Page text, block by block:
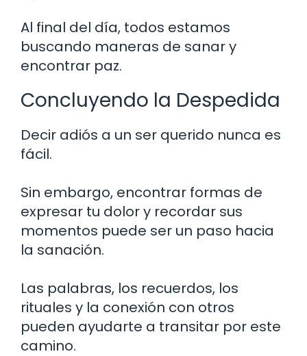
Al final del día, todos estamos
buscando maneras de sanar y
encontrar paz.
Concluyendo la Despedida
Decir adiós a un ser querido nunca es
fácil.
Sin embargo, encontrar formas de
expresar tu dolor y recordar sus
momentos puede ser un paso hacia
la sanación.
Las palabras, los recuerdos, los
rituales y la conexión con otros
pueden ayudarte a transitar por este
camino.